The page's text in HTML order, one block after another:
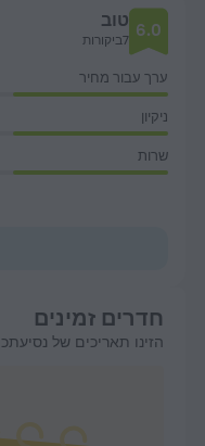
6.0 טוב
7ביקורות
ערך עבור מחיר
ניקיון
שרות
חדרים זמינים
הזינו תאריכים של